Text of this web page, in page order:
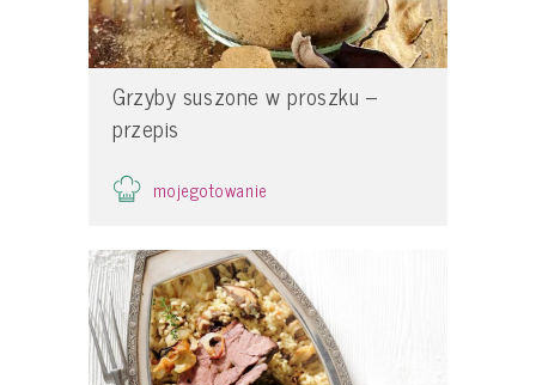
Grzyby suszone w proszku –
przepis
mojegotowanie